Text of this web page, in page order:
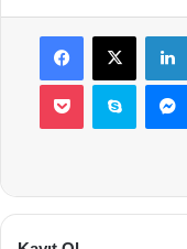
Facebook
X
Pocket Skype